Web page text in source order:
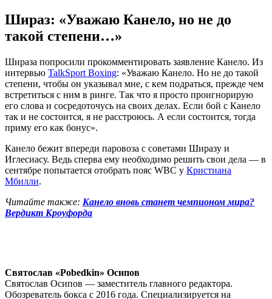
Шираз: «Уважаю Канело, но не до
такой степени…»
Шираза попросили прокомментировать заявление Канело. Из
интервью TalkSport Boxing: «Уважаю Канело. Но не до такой
степени, чтобы он указывал мне, с кем подраться, прежде чем
встретиться с ним в ринге. Так что я просто проигнорирую
его слова и сосредоточусь на своих делах. Если бой с Канело
так и не состоится, я не расстроюсь. А если состоится, тогда
приму его как бонус».
Канело бежит впереди паровоза с советами Ширазу и
Иглесиасу. Ведь сперва ему необходимо решить свои дела — в
сентябре попытается отобрать пояс WBC у Кристиана
Мбилли.
Читайте также: Канело вновь станет чемпионом мира?
Вердикт Кроуфорда
Святослав «Pobedkin» Осипов
Святослав Осипов — заместитель главного редактора.
Обозреватель бокса с 2016 года. Специализируется на